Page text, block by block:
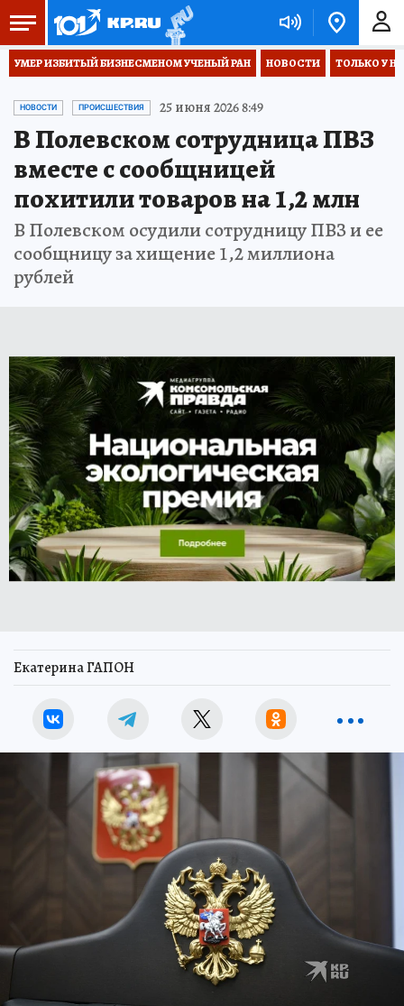
УМЕР ИЗБИТЫЙ БИЗНЕСМЕНОМ УЧЕНЫЙ РАН НОВОСТИ ТОЛЬКО У
НОВОСТИ ПРОИСШЕСТВИЯ 25 июня 2026 8:49
В Полевском сотрудница ПВЗ
вместе с сообщницей
похитили товаров на 1,2 млн
В Полевском осудили сотрудницу ПВЗ и ее
сообщницу за хищение 1,2 миллиона
рублей
Екатерина ГАПОН